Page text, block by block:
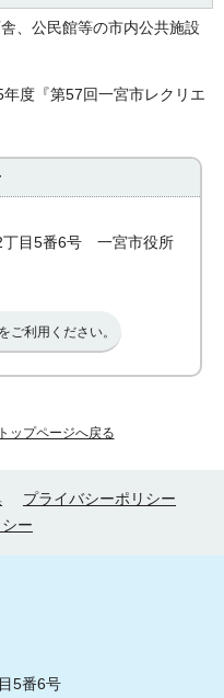
、公民館等の市内公共施設
度『第57回一宮市レクリエ
目5番6号 一宮市役所
ご利用ください。
トップページへ戻る
プライバシーポリシー
ー
5番6号